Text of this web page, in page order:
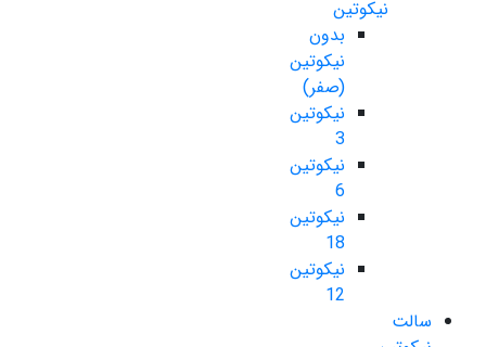
نیکوتین
بدون
نیکوتین
(صفر)
نیکوتین
3
نیکوتین
6
نیکوتین
18
نیکوتین
12
سالت